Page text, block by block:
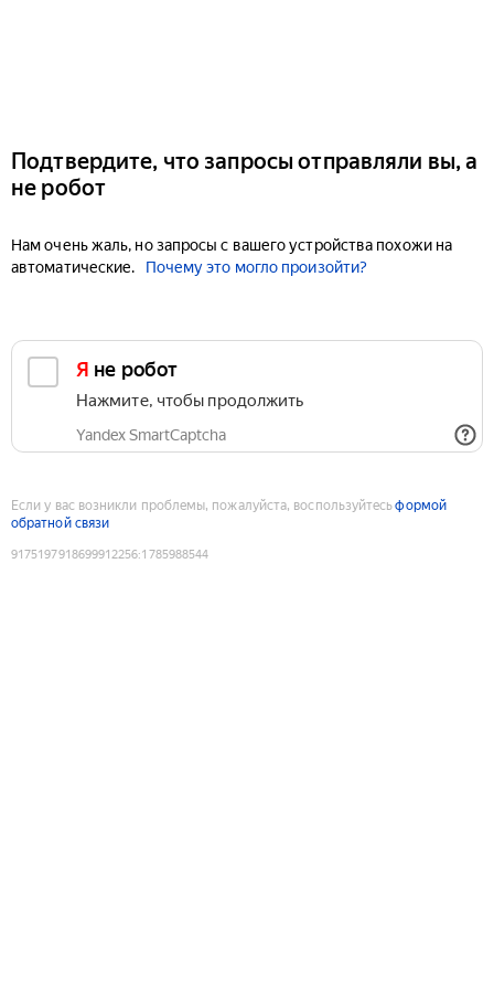
Подтвердите, что запросы отправляли вы, а
не робот
Нам очень жаль, но запросы с вашего устройства похожи на
автоматические.
Почему это могло произойти?
Я не робот
Нажмите, чтобы продолжить
Yandex SmartCaptcha
Если у вас возникли проблемы, пожалуйста, воспользуйтесьформой
обратной связи
9175197918699912256:1785988544